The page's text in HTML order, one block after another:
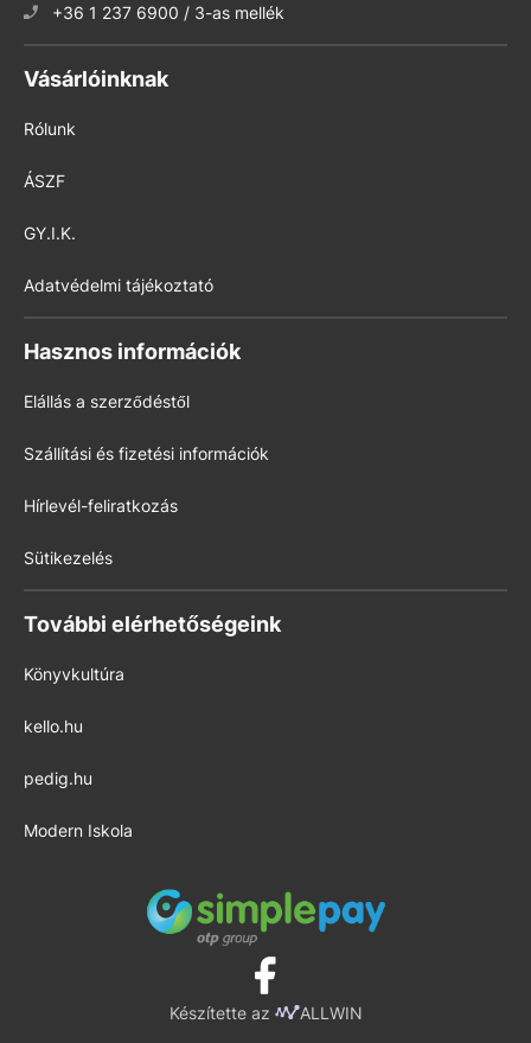
+36 1 237 6900 / 3-as mellék
Vásárlóinknak
Rólunk
ÁSZF
GY.I.K.
Adatvédelmi tájékoztató
Hasznos információk
Elállás a szerződéstől
Szállítási és fizetési információk
Hírlevél-feliratkozás
Sütikezelés
További elérhetőségeink
Könyvkultúra
kello.hu
pedig.hu
Modern Iskola
Készítette az ALLWIN